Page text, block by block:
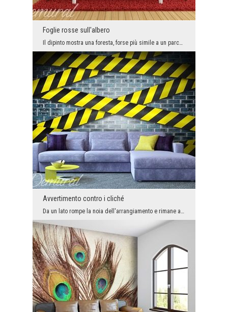
Foglie rosse sull'albero
Il dipinto mostra una foresta, forse più simile a un parco. Le passeggiate autunnali nel parco of...
Avvertimento contro i cliché
Da un lato rompe la noia dell'arrangiamento e rimane a lungo nella memoria dei nostri ospiti, dal...